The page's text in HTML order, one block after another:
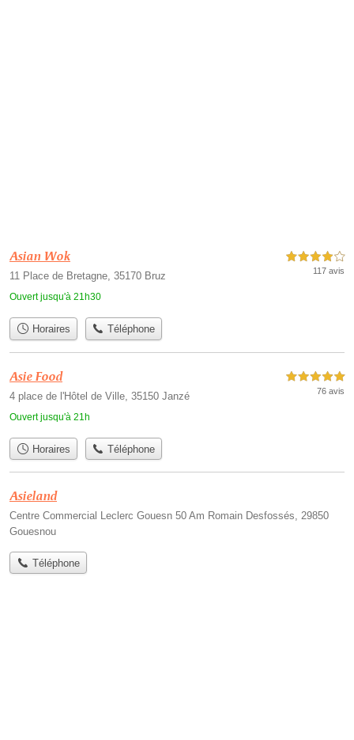
Asian Wok
11 Place de Bretagne, 35170 Bruz
Ouvert jusqu'à 21h30
4,0 étoiles sur 5
117 avis
Horaires Téléphone
Asie Food
4 place de l'Hôtel de Ville, 35150 Janzé
Ouvert jusqu'à 21h
5,0 étoiles sur 5
76 avis
Horaires Téléphone
Asieland
Centre Commercial Leclerc Gouesn 50 Am Romain Desfossés, 29850
Gouesnou
Téléphone